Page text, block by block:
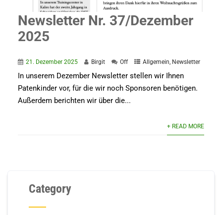
Newsletter Nr. 37/Dezember
2025
21. Dezember 2025 Birgit Off Allgemein, Newsletter
In unserem Dezember Newsletter stellen wir Ihnen
Patenkinder vor, für die wir noch Sponsoren benötigen.
Außerdem berichten wir über die...
+ READ MORE
Category